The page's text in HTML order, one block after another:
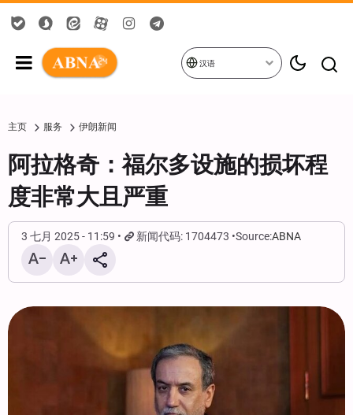
汉语
主页 服务 伊朗新闻
阿拉格奇：福尔多设施的损坏程
度非常大且严重
3 七月 2025 - 11:59 新闻代码: 1704473 Source:ABNA